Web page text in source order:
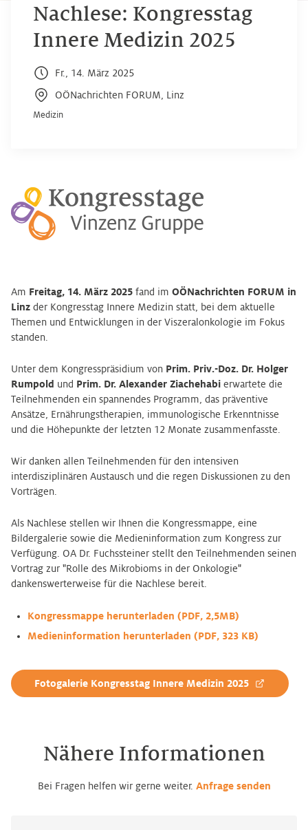
Nachlese: Kongresstag
Innere Medizin 2025
Fr., 14. März 2025
OÖNachrichten FORUM, Linz
Medizin
Am Freitag, 14. März 2025 fand im OÖNachrichten FORUM in
Linz der Kongresstag Innere Medizin statt, bei dem aktuelle
Themen und Entwicklungen in der Viszeralonkologie im Fokus
standen.
Unter dem Kongresspräsidium von Prim. Priv.-Doz. Dr. Holger
Rumpold und Prim. Dr. Alexander Ziachehabi erwartete die
Teilnehmenden ein spannendes Programm, das präventive
Ansätze, Ernährungstherapien, immunologische Erkenntnisse
und die Höhepunkte der letzten 12 Monate zusammenfasste.
Wir danken allen Teilnehmenden für den intensiven
interdisziplinären Austausch und die regen Diskussionen zu den
Vorträgen.
Als Nachlese stellen wir Ihnen die Kongressmappe, eine
Bildergalerie sowie die Medieninformation zum Kongress zur
Verfügung. OA Dr. Fuchssteiner stellt den Teilnehmenden seinen
Vortrag zur "Rolle des Mikrobioms in der Onkologie"
dankenswerterweise für die Nachlese bereit.
Kongressmappe herunterladen (PDF, 2,5MB)
Medieninformation herunterladen (PDF, 323 KB)
Fotogalerie Kongresstag Innere Medizin 2025
Nähere Informationen
Bei Fragen helfen wir gerne weiter. Anfrage senden